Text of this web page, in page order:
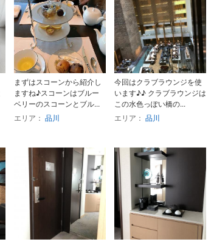
まずはスコーンから紹介し
ますね♪スコーンはブルー
ベリーのスコーンとブル...
エリア： 品川
今回はクラブラウンジを使
います♪♪ クラブラウンジは
この水色っぽい橋の...
エリア： 品川